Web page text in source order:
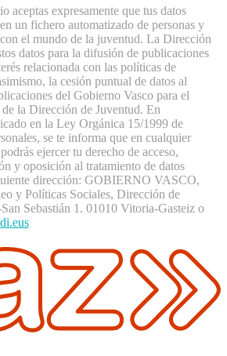
aceptas expresamente que tus datos
un fichero automatizado de personas y
el mundo de la juventud. La Dirección
datos para la difusión de publicaciones
relacionada con las políticas de
la cesión puntual de datos al
del Gobierno Vasco para el
la Dirección de Juventud. En
en la Ley Orgánica 15/1999 de
se te informa que en cualquier
ejercer tu derecho de acceso,
y oposición al tratamiento de datos
dirección: GOBIERNO VASCO,
y Políticas Sociales, Dirección de
Sebastián 1. 01010 Vitoria-Gasteiz o